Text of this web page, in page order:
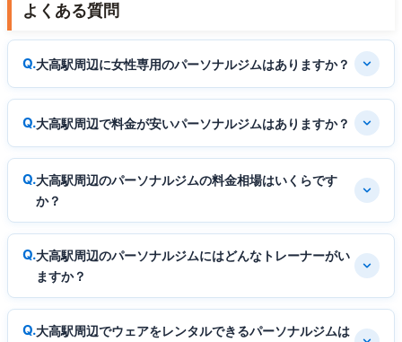
よくある質問
大高駅周辺に女性専用のパーソナルジムはありますか？
大高駅周辺で料金が安いパーソナルジムはありますか？
大高駅周辺のパーソナルジムの料金相場はいくらです
か？
大高駅周辺のパーソナルジムにはどんなトレーナーがい
ますか？
大高駅周辺でウェアをレンタルできるパーソナルジムは